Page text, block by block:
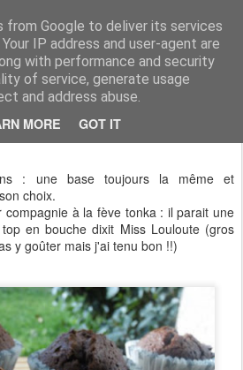
from Google to deliver its services
IP address and user-agent are
with performance and security
of service, generate usage
and address abuse.
MORE GOT IT
chocolat/fève tonka
: une base toujours la même et
choix.
compagnie à la fève tonka : il parait une
en bouche dixit Miss Louloute (gros
y goûter mais j'ai tenu bon !!)